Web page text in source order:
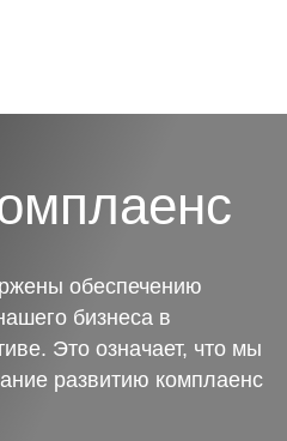
обеспечению
бизнеса в
Это означает, что мы
развитию комплаенс